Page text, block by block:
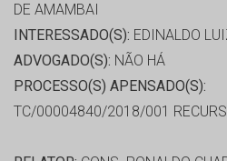
DE AMAMBAI
INTERESSADO(S): EDINALDO
ADVOGADO(S): NÃO HÁ
PROCESSO(S) APENSADO(S):
TC/00004840/2018/001